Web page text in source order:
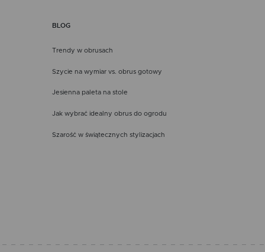
BLOG
Trendy w obrusach
Szycie na wymiar vs. obrus gotowy
Jesienna paleta na stole
Jak wybrać idealny obrus do ogrodu
Szarość w świątecznych stylizacjach